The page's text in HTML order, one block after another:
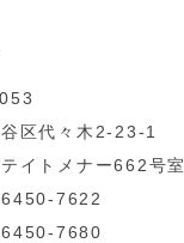
区代々木2-23-1
イトメナー662号室
7622
7680